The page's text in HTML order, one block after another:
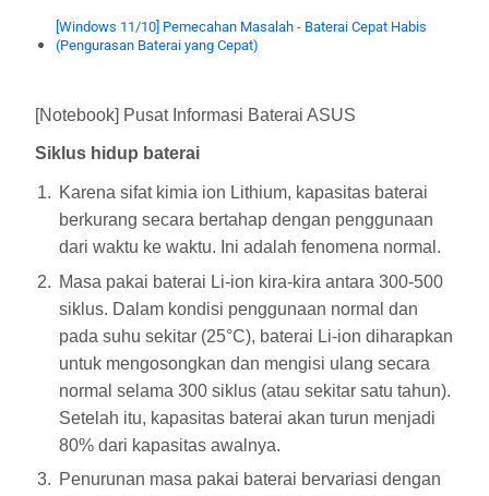
[Windows 11/10] Pemecahan Masalah - Baterai Cepat Habis
(Pengurasan Baterai yang Cepat)
[Notebook] Pusat Informasi Baterai ASUS
Siklus hidup baterai
Karena sifat kimia ion Lithium, kapasitas baterai
berkurang secara bertahap dengan penggunaan
dari waktu ke waktu. Ini adalah fenomena normal.
Masa pakai baterai Li-ion kira-kira antara 300-500
siklus. Dalam kondisi penggunaan normal dan
pada suhu sekitar (25°C), baterai Li-ion diharapkan
untuk mengosongkan dan mengisi ulang secara
normal selama 300 siklus (atau sekitar satu tahun).
Setelah itu, kapasitas baterai akan turun menjadi
80% dari kapasitas awalnya.
Penurunan masa pakai baterai bervariasi dengan